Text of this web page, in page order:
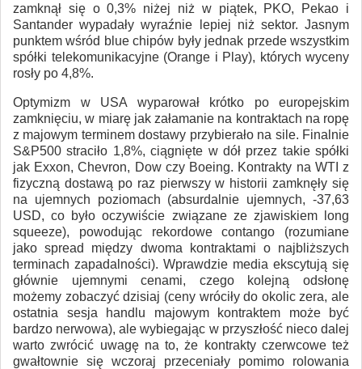
zamknął się o 0,3% niżej niż w piątek, PKO, Pekao i
Santander wypadały wyraźnie lepiej niż sektor. Jasnym
punktem wśród blue chipów były jednak przede wszystkim
spółki telekomunikacyjne (Orange i Play), których wyceny
rosły po 4,8%.
Optymizm w USA wyparował krótko po europejskim
zamknięciu, w miarę jak załamanie na kontraktach na ropę
z majowym terminem dostawy przybierało na sile. Finalnie
S&P500 straciło 1,8%, ciągnięte w dół przez takie spółki
jak Exxon, Chevron, Dow czy Boeing. Kontrakty na WTI z
fizyczną dostawą po raz pierwszy w historii zamknęły się
na ujemnych poziomach (absurdalnie ujemnych, -37,63
USD, co było oczywiście związane ze zjawiskiem long
squeeze), powodując rekordowe contango (rozumiane
jako spread między dwoma kontraktami o najbliższych
terminach zapadalności). Wprawdzie media ekscytują się
głównie ujemnymi cenami, czego kolejną odsłonę
możemy zobaczyć dzisiaj (ceny wróciły do okolic zera, ale
ostatnia sesja handlu majowym kontraktem może być
bardzo nerwowa), ale wybiegając w przyszłość nieco dalej
warto zwrócić uwagę na to, że kontrakty czerwcowe też
gwałtownie się wczoraj przeceniały pomimo rolowania